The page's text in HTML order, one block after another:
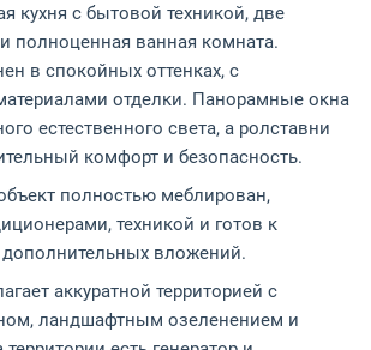
кухня с бытовой техникой, две
полноценная ванная комната.
в спокойных оттенках, с
отделки. Панорамные окна
естественного света, а ролставни
комфорт и безопасность.
полностью меблирован,
техникой и готов к
вложений.
аккуратной территорией с
ландшафтным озеленением и